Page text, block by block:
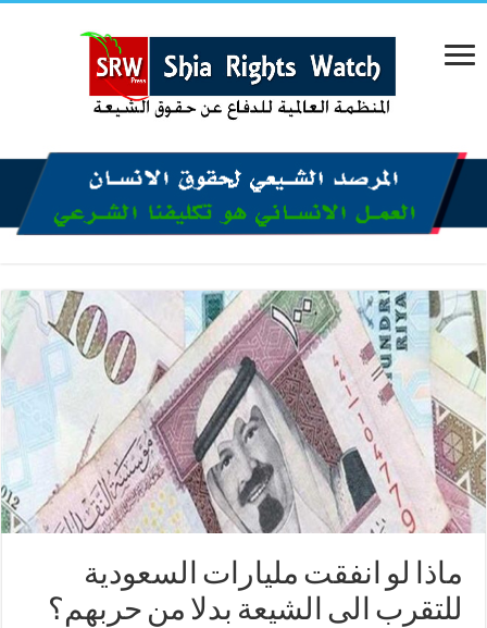
ماذا لو انفقت مليارات السعودية
للتقرب الى الشيعة بدلا من حربهم؟